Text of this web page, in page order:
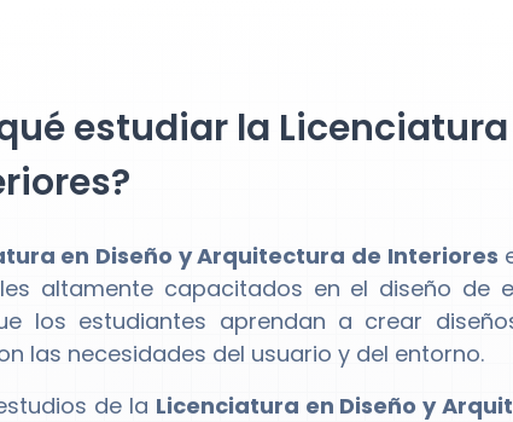
estudiar la
en Diseño y Arquitectura de Interiores
altamente capacitados en el diseño de
los estudiantes aprendan a crear
las necesidades del usuario y del entorno.
de la Licenciatura en Diseño y